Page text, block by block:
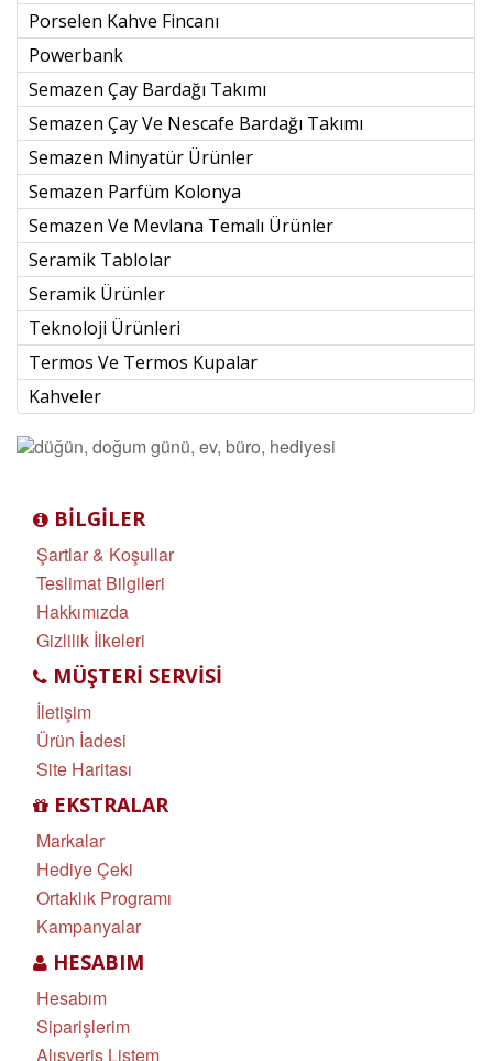
Porselen Kahve Fincanı
Powerbank
Semazen Çay Bardağı Takımı
Semazen Çay Ve Nescafe Bardağı Takımı
Semazen Minyatür Ürünler
Semazen Parfüm Kolonya
Semazen Ve Mevlana Temalı Ürünler
Seramik Tablolar
Seramik Ürünler
Teknoloji Ürünleri
Termos Ve Termos Kupalar
Kahveler
BILGILER
Şartlar & Koşullar
Teslimat Bilgileri
Hakkımızda
Gizlilik İlkeleri
MÜŞTERI SERVISI
İletişim
Ürün İadesi
Site Haritası
EKSTRALAR
Markalar
Hediye Çeki
Ortaklık Programı
Kampanyalar
HESABIM
Hesabım
Siparişlerim
Alışveriş Listem